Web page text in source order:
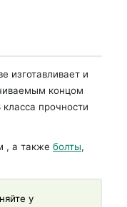
изготавливает и
концом
прочности
, а также болты,
у